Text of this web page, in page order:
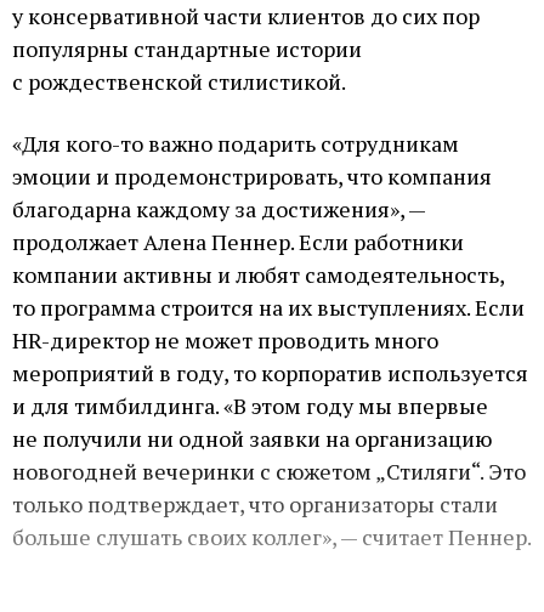
у консервативной части клиентов до сих пор
популярны стандартные истории
с рождественской стилистикой.
«Для кого-то важно подарить сотрудникам
эмоции и продемонстрировать, что компания
благодарна каждому за достижения», —
продолжает Алена Пеннер. Если работники
компании активны и любят самодеятельность,
то программа строится на их выступлениях. Если
HR-директор не может проводить много
мероприятий в году, то корпоратив используется
и для тимбилдинга. «В этом году мы впервые
не получили ни одной заявки на организацию
новогодней вечеринки с сюжетом „Стиляги“. Это
только подтверждает, что организаторы стали
больше слушать своих коллег», — считает Пеннер.